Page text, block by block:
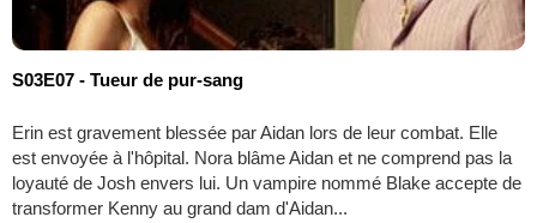
S03E07 - Tueur de pur-sang
Erin est gravement blessée par Aidan lors de leur combat. Elle
est envoyée à l'hôpital. Nora blâme Aidan et ne comprend pas la
loyauté de Josh envers lui. Un vampire nommé Blake accepte de
transformer Kenny au grand dam d'Aidan...